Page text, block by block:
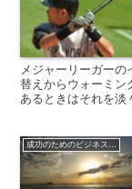
メジャーリーガー
替えからウォーミン
あるときはそれを淡
成功のためのビジネスマインド